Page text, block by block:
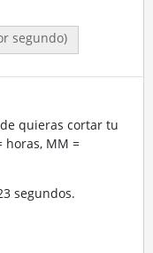
segundo)
quieras cortar tu
horas, MM =
segundos.